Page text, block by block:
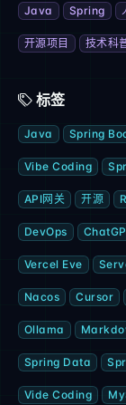
Java Spring
开源项目 技术科
标签
Java Spring
Vibe Coding
API网关 开源
DevOps
Vercel Eve
Nacos Cursor
Ollama
Spring Data
Vide Coding